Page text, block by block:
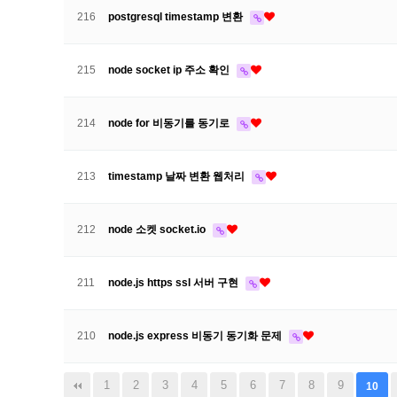
216 postgresql timestamp 변환
215 node socket ip 주소 확인
214 node for 비동기를 동기로
213 timestamp 날짜 변환 웹처리
212 node 소켓 socket.io
211 node.js https ssl 서버 구현
210 node.js express 비동기 동기화 문제
1 2 3 4 5 6 7 8 9 10